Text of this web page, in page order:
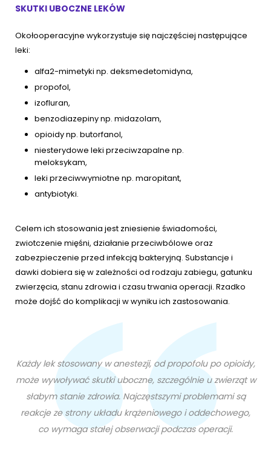
SKUTKI UBOCZNE LEKÓW
Okołooperacyjne wykorzystuje się najczęściej następujące
leki:
alfa2-mimetyki np. deksmedetomidyna,
propofol,
izofluran,
benzodiazepiny np. midazolam,
opioidy np. butorfanol,
niesterydowe leki przeciwzapalne np.
meloksykam,
leki przeciwwymiotne np. maropitant,
antybiotyki.
Celem ich stosowania jest zniesienie świadomości,
zwiotczenie mięśni, działanie przeciwbólowe oraz
zabezpieczenie przed infekcją bakteryjną. Substancje i
dawki dobiera się w zależności od rodzaju zabiegu, gatunku
zwierzęcia, stanu zdrowia i czasu trwania operacji. Rzadko
może dojść do komplikacji w wyniku ich zastosowania.
Każdy lek stosowany w anestezji, od propofolu po opioidy,
może wywoływać skutki uboczne, szczególnie u zwierząt w
słabym stanie zdrowia. Najczęstszymi problemami są
reakcje ze strony układu krążeniowego i oddechowego,
co wymaga stałej obserwacji podczas operacji.